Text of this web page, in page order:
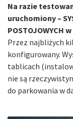
Na razie
uruchomiony –
POSTOJOWYCH
Przez najbliżych
konfigurowany.
tablicach
nie są
do parkowania w